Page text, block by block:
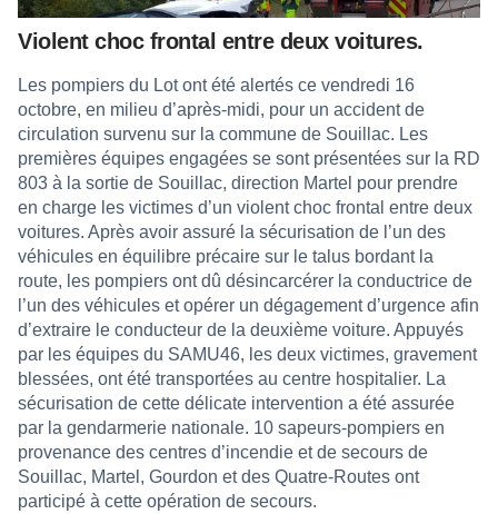
Violent choc frontal entre deux voitures.
Les pompiers du Lot ont été alertés ce vendredi 16
octobre, en milieu d’après-midi, pour un accident de
circulation survenu sur la commune de Souillac. Les
premières équipes engagées se sont présentées sur la RD
803 à la sortie de Souillac, direction Martel pour prendre
en charge les victimes d’un violent choc frontal entre deux
voitures. Après avoir assuré la sécurisation de l’un des
véhicules en équilibre précaire sur le talus bordant la
route, les pompiers ont dû désincarcérer la conductrice de
l’un des véhicules et opérer un dégagement d’urgence afin
d’extraire le conducteur de la deuxième voiture. Appuyés
par les équipes du SAMU46, les deux victimes, gravement
blessées, ont été transportées au centre hospitalier. La
sécurisation de cette délicate intervention a été assurée
par la gendarmerie nationale. 10 sapeurs-pompiers en
provenance des centres d’incendie et de secours de
Souillac, Martel, Gourdon et des Quatre-Routes ont
participé à cette opération de secours.